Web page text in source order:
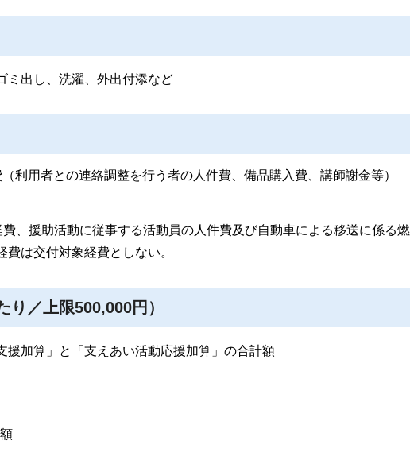
ミ出し、洗濯、外出付添など
利用者との連絡調整を行う者の人件費、備品購入費、講師謝金等）
、援助活動に従事する活動員の人件費及び自動車による移送に係る
は交付対象経費としない。
り／上限500,000円）
援加算」と「支えあい活動応援加算」の合計額